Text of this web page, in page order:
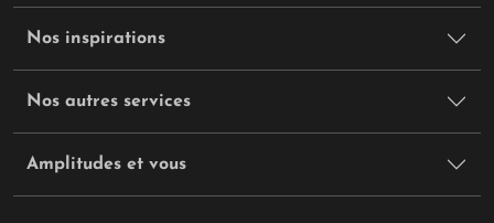
Nos inspirations
Nos autres services
Amplitudes et vous